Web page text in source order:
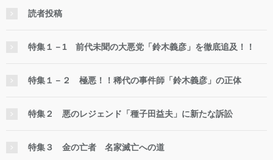
読者投稿
特集１－1 前代未聞の大悪党「鈴木義彦」を徹底追及！！
特集１－２ 極悪！！稀代の事件師「鈴木義彦」の正体
特集２ 悪のレジェンド「種子田益夫」に新たな訴訟
特集３ 金の亡者 名家滅亡への道